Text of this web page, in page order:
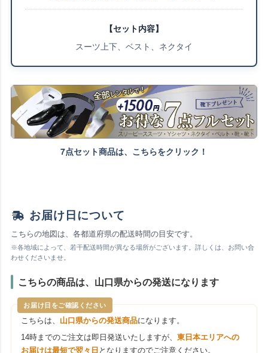
【セット内容】
スーツ上下、ベスト、ネクタイ
7点セット商品は、こちらをクリック！
お届け日について
こちらの地図は、各都道府県の配送時間の目安です。
※各地域によって、若干配送時間が異なる場所がございます。詳しくは、お問い合
わせくださいませ。
こちらの商品は、山口県からの発送になります
お届け日をご確認ください
こちらは、 山口県からの発送商品になります。
14時までのご注文は即日発送いたしますが、東日本エリアへの
お届けは最短で翌々日 となりますのでご注意ください。